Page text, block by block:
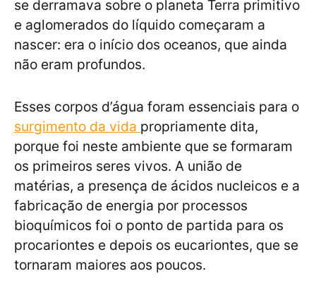
se derramava sobre o planeta Terra primitivo
e aglomerados do líquido começaram a
nascer: era o início dos oceanos, que ainda
não eram profundos.
Esses corpos d’água foram essenciais para o
surgimento da vida propriamente dita,
porque foi neste ambiente que se formaram
os primeiros seres vivos. A união de
matérias, a presença de ácidos nucleicos e a
fabricação de energia por processos
bioquímicos foi o ponto de partida para os
procariontes e depois os eucariontes, que se
tornaram maiores aos poucos.